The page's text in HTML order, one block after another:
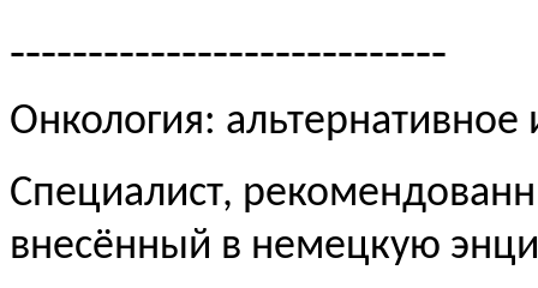
----------------------------
Онкология:
Специалист,
внесённый в немецкую